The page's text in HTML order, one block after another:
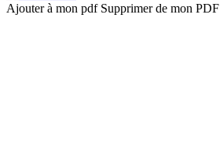
Ajouter à mon pdf Supprimer de mon PDF